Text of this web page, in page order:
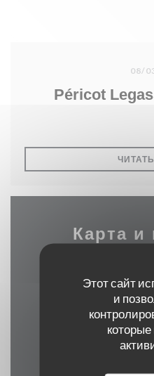
Этот сайт
и
08/
Péricot
Карта и
2 rue alphonse
02 35